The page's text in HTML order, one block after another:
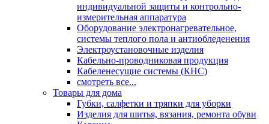
индивидуальной защиты и контрольно-
измерительная аппаратура
Оборудование электронагревательное,
системы теплого пола и антиобледенения
Электроустановочные изделия
Кабельно-проводниковая продукция
Кабеленесущие системы (КНС)
смотреть все...
Товары для дома
Губки, салфетки и тряпки для уборки
Изделия для шитья, вязания, ремонта обуви